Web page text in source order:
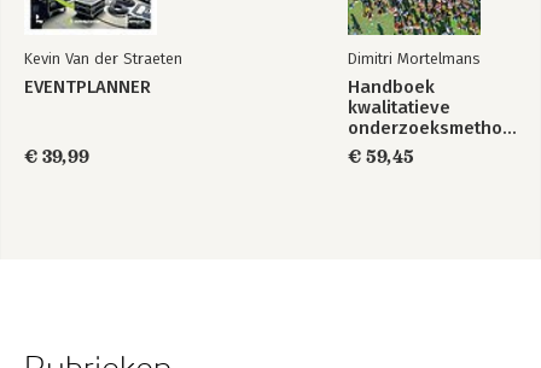
Kevin Van der Straeten
EVENTPLANNER
€ 39,99
Dimitri Mortelmans
Handboek
kwalitatieve
onderzoeksmethoden
€ 59,45